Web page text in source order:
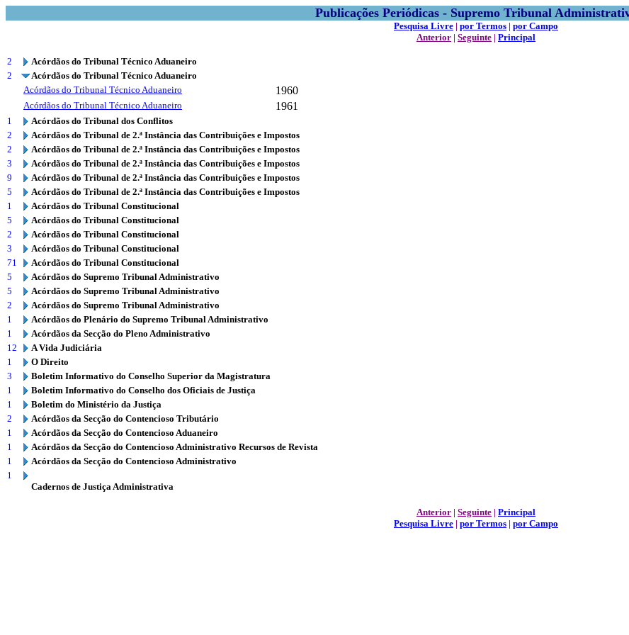
Publicações Periódicas - Supremo Tribunal
Pesquisa Livre | por Termos | por Campo
Anterior | Seguinte | Principal
2
Acórdãos do Tribunal Técnico Aduaneiro
2
Acórdãos do Tribunal Técnico Aduaneiro
Acórdãos do Tribunal Técnico Aduaneiro
1960
Acórdãos do Tribunal Técnico Aduaneiro 1961
1
Acórdãos do Tribunal dos Conflitos
2
Acórdãos do Tribunal de 2.ª Instância das Contribuições e Impostos
2
Acórdãos do Tribunal de 2.ª Instância das Contribuições e Impostos
3
Acórdãos do Tribunal de 2.ª Instância das Contribuições e Impostos
9
Acórdãos do Tribunal de 2.ª Instância das Contribuições e Impostos
5
Acórdãos do Tribunal de 2.ª Instância das Contribuições e Impostos
1
Acórdãos do Tribunal Constitucional
5
Acórdãos do Tribunal Constitucional
2
Acórdãos do Tribunal Constitucional
3
Acórdãos do Tribunal Constitucional
71
Acórdãos do Tribunal Constitucional
5
Acórdãos do Supremo Tribunal Administrativo
5
Acórdãos do Supremo Tribunal Administrativo
2
Acórdãos do Supremo Tribunal Administrativo
1
Acórdãos do Plenário do Supremo Tribunal Administrativo
1
Acórdãos da Secção do Pleno Administrativo
12
A Vida Judiciária
1
O Direito
3
Boletim Informativo do Conselho Superior da Magistratura
1
Boletim Informativo do Conselho dos Oficiais de Justiça
1
Boletim do Ministério da Justiça
2
Acórdãos da Secção do Contencioso Tributário
1
Acórdãos da Secção do Contencioso Aduaneiro
1
Acórdãos da Secção do Contencioso Administrativo Recursos de Revista
1
Acórdãos da Secção do Contencioso Administrativo
1
Cadernos de Justiça Administrativa
Anterior | Seguinte | Principal
Pesquisa Livre | por Termos | por Campo